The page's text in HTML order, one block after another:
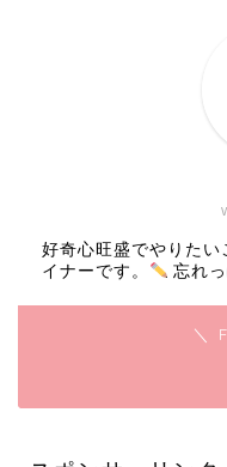
好奇心旺盛でやりた
イナーです。
忘れ
＼